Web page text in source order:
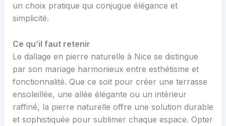
un choix pratique qui conjugue élégance et
simplicité.
Ce qu’il faut retenir
Le dallage en pierre naturelle à Nice se distingue
par son mariage harmonieux entre esthétisme et
fonctionnalité. Que ce soit pour créer une terrasse
ensoleillée, une allée élégante ou un intérieur
raffiné, la pierre naturelle offre une solution durable
et sophistiquée pour sublimer chaque espace. Opter